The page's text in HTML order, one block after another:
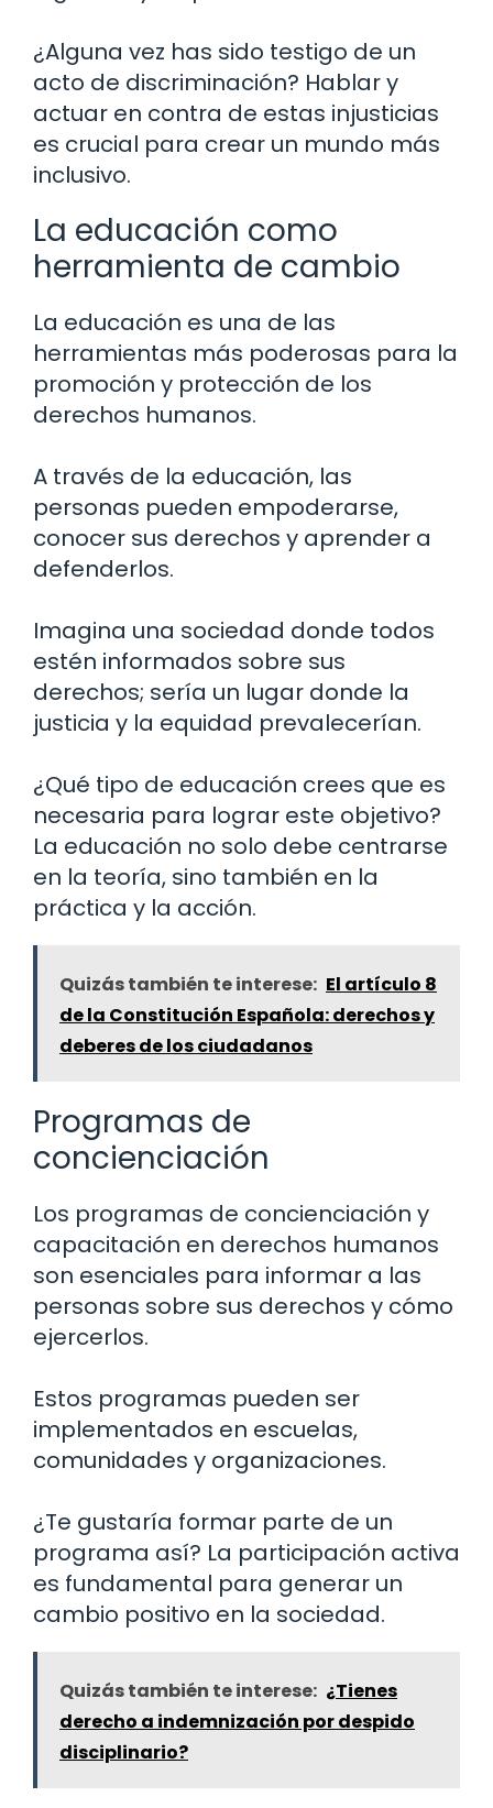
¿Alguna vez has sido testigo de un
acto de discriminación? Hablar y
actuar en contra de estas injusticias
es crucial para crear un mundo más
inclusivo.
La educación como
herramienta de cambio
La educación es una de las
herramientas más poderosas para la
promoción y protección de los
derechos humanos.
A través de la educación, las
personas pueden empoderarse,
conocer sus derechos y aprender a
defenderlos.
Imagina una sociedad donde todos
estén informados sobre sus
derechos; sería un lugar donde la
justicia y la equidad prevalecerían.
¿Qué tipo de educación crees que es
necesaria para lograr este objetivo?
La educación no solo debe centrarse
en la teoría, sino también en la
práctica y la acción.
Quizás también te interese: El artículo 8
de la Constitución Española: derechos y
deberes de los ciudadanos
Programas de
concienciación
Los programas de concienciación y
capacitación en derechos humanos
son esenciales para informar a las
personas sobre sus derechos y cómo
ejercerlos.
Estos programas pueden ser
implementados en escuelas,
comunidades y organizaciones.
¿Te gustaría formar parte de un
programa así? La participación activa
es fundamental para generar un
cambio positivo en la sociedad.
Quizás también te interese: ¿Tienes
derecho a indemnización por despido
disciplinario?